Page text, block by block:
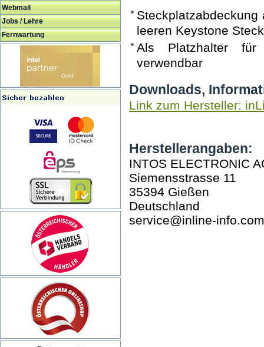
Webmail
Jobs / Lehre
Fernwartung
leeren Keystone
Als Platzhalter für
verwendbar
Downloads,
Link zum Hersteller:
Herstellerangaben:
INTOS ELECTRONIC
Siemensstrasse 11
35394 Gießen
Deutschland
service@inline-info.com